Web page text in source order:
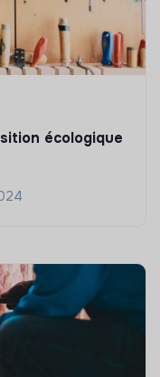
écologique